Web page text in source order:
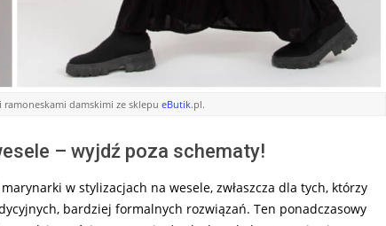
damskimi ze sklepu eButik.pl.
– wyjdź poza schematy!
w stylizacjach na wesele, zwłaszcza dla tych, którzy
bardziej formalnych rozwiązań. Ten ponadczasowy